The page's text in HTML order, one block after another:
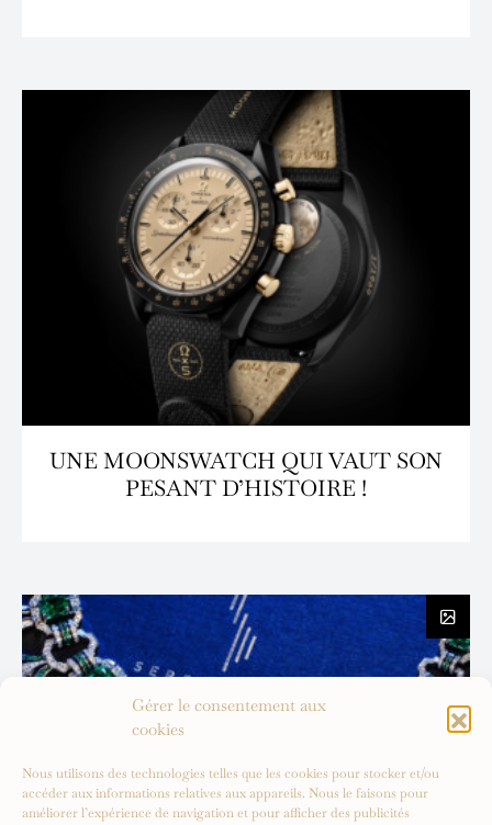
Gérer le consentement aux
cookies
Nous utilisons des technologies telles que les cookies pour stocker et/ou
accéder aux informations relatives aux appareils. Nous le faisons pour
améliorer l’expérience de navigation et pour afficher des publicités
UNE MOONSWATCH QUI VAUT SON
PESANT D’HISTOIRE !